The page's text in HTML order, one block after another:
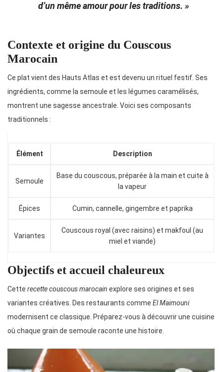
d’un même amour pour les traditions. »
Contexte et origine du Couscous
Marocain
Ce plat vient des Hauts Atlas et est devenu un rituel festif. Ses
ingrédients, comme la semoule et les légumes caramélisés,
montrent une sagesse ancestrale. Voici ses composants
traditionnels :
Élément Description
Semoule
Base du couscous, préparée à la main et cuite à
la vapeur
Épices Cumin, cannelle, gingembre et paprika
Variantes
Couscous royal (avec raisins) et makfoul (au
miel et viande)
Objectifs et accueil chaleureux
Cette recette couscous marocain explore ses origines et ses
variantes créatives. Des restaurants comme El Maimouni
modernisent ce classique. Préparez-vous à découvrir une cuisine
où chaque grain de semoule raconte une histoire.